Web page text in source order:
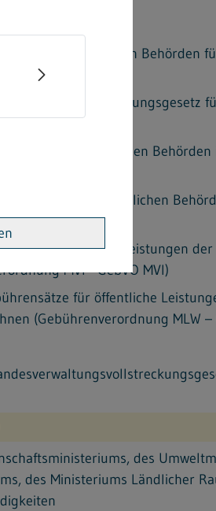
der staatlichen Behörden
der staatlichen Behörden
der staatlichen
WM)
für öffentliche Leistungen
MVI - GebVO MVI)
für öffentliche
(Gebührenverordnung MLW –
des
des Ministeriums Ländlicher